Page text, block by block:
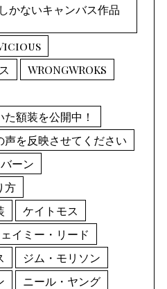
かないキャンバス作品
WRONGWROKS
額装を公開中！
を反映させてください
ーン
方
ケイトモス
イミー・リード
ジム・モリソン
ニール・ヤング